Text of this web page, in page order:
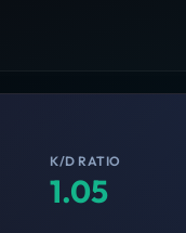
K/D RATIO
1.05